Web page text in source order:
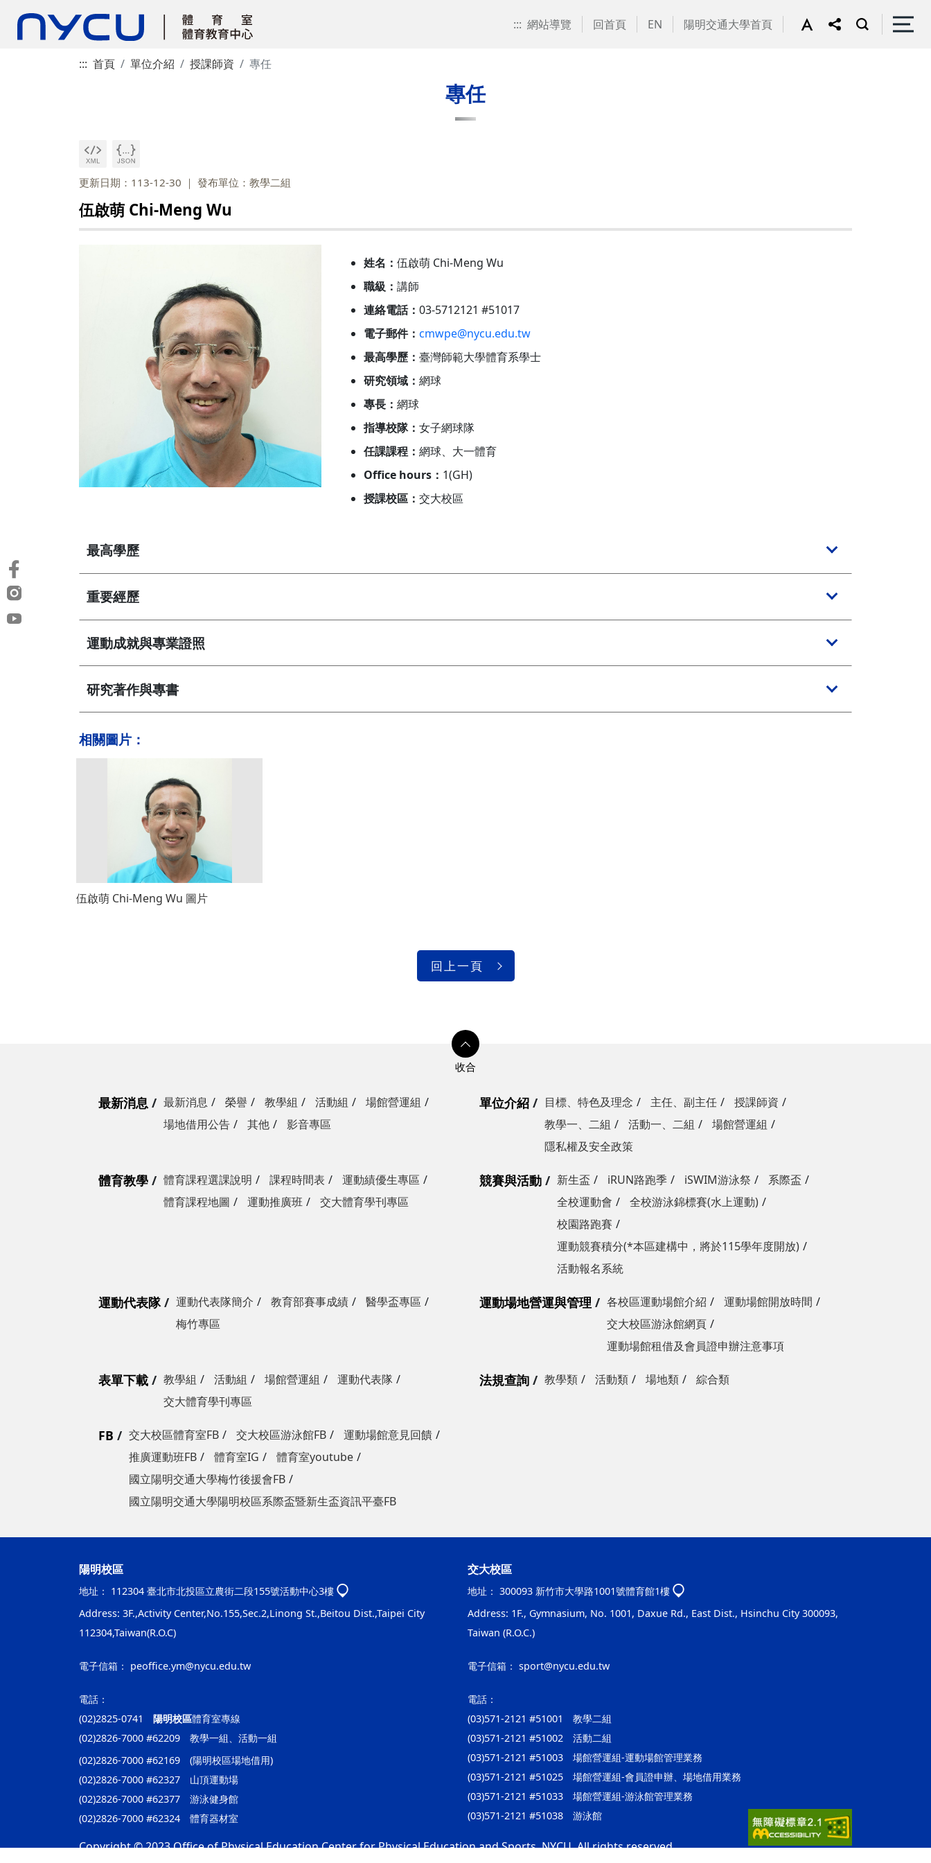
::: 網站導覽 回首頁 EN 陽明交通大學首頁
::: 首頁 單位介紹 授課師資 專任
專任
更新日期：113-12-30 發布單位：教學二組
伍啟萌 Chi-Meng Wu
姓名： 伍啟萌 Chi-Meng Wu
職級： 講師
連絡電話： 03-5712121 #51017
電子郵件： cmwpe@nycu.edu.tw
最高學歷： 臺灣師範大學體育系學士
研究領域： 網球
專長： 網球
指導校隊： 女子網球隊
任課課程： 網球、大一體育
Office hours： 1(GH)
授課校區： 交大校區
最高學歷
重要經歷
運動成就與專業證照
研究著作與專書
相關圖片：
伍啟萌 Chi-Meng Wu 圖片
回上一頁
最新消息 最新消息 榮譽 教學組 活動組
場館營運組
場地借用公告
其他 影音專區
單位介紹 目標、特色及理念 主任、副主任
授課師資
教學一、二組
活動一、二組
場館營運組
隱私權及安全政策
體育教學 體育課程選課說明 課程時間表
運動績優生專區
體育課程地圖
運動推廣班 交大體育學刊專區
競賽與活動 新生盃 iRUN路跑季 iSWIM游泳祭
系際盃
全校運動會
全校游泳錦標賽(水上運動)
校園路跑賽
運動競賽積分(*本區建構中，將於115學年度開放)
活動報名系統
運動代表隊 運動代表隊簡介 教育部賽事成績
醫學盃專區
梅竹專區
運動場地營運與管理 各校區運動場館介紹
運動場館開放時間
交大校區游泳館網頁
運動場館租借及會員證申辦注意事項
表單下載 教學組 活動組 場館營運組
運動代表隊
交大體育學刊專區
法規查詢 教學類 活動類 場地類 綜合類
FB 交大校區體育室FB 交大校區游泳館FB
運動場館意見回饋
推廣運動班FB
體育室IG
體育室youtube
國立陽明交通大學梅竹後援會FB
國立陽明交通大學陽明校區系際盃暨新生盃資訊平臺FB
陽明校區
地址： 112304 臺北市北投區立農街二段155號活動中心3樓
Address: 3F.,Activity Center,No.155,Sec.2,Linong St.,Beitou Dist.,Taipei City
112304,Taiwan(R.O.C)
電子信箱： peoffice.ym@nycu.edu.tw
電話：
(02)2825-0741 陽明校區體育室專線
(02)2826-7000 #62209 教學一組、活動一組
(02)2826-7000 #62169 (陽明校區場地借用)
(02)2826-7000 #62327 山頂運動場
(02)2826-7000 #62377 游泳健身館
(02)2826-7000 #62324 體育器材室
交大校區
地址： 300093 新竹市大學路1001號體育館1樓
Address: 1F., Gymnasium, No. 1001, Daxue Rd., East Dist., Hsinchu City 300093,
Taiwan (R.O.C.)
電子信箱： sport@nycu.edu.tw
電話：
(03)571-2121 #51001 教學二組
(03)571-2121 #51002 活動二組
(03)571-2121 #51003 場館營運組-運動場館管理業務
(03)571-2121 #51025 場館營運組-會員證申辦、場地借用業務
(03)571-2121 #51033 場館營運組-游泳館管理業務
(03)571-2121 #51038 游泳館
Copyright © 2023 Office of Physical Education Center for Physical Education and Sports, NYCU. All rights reserved.